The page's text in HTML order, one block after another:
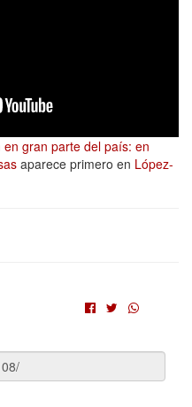
gran parte del país: en
aparece primero en López-